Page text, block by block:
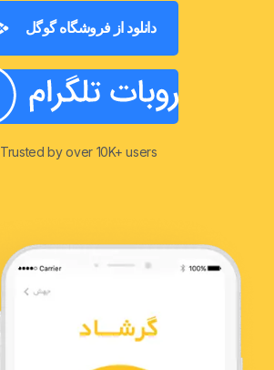
دانلود از فروشگاه گوگل
Trusted by over 10K+ users